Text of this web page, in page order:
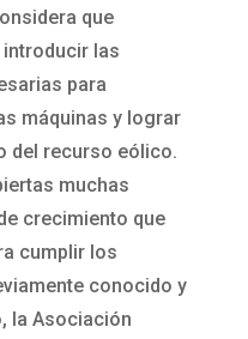
que
las
para
máquinas y lograr
del recurso eólico.
muchas
crecimiento que
cumplir los
conocido y
la Asociación